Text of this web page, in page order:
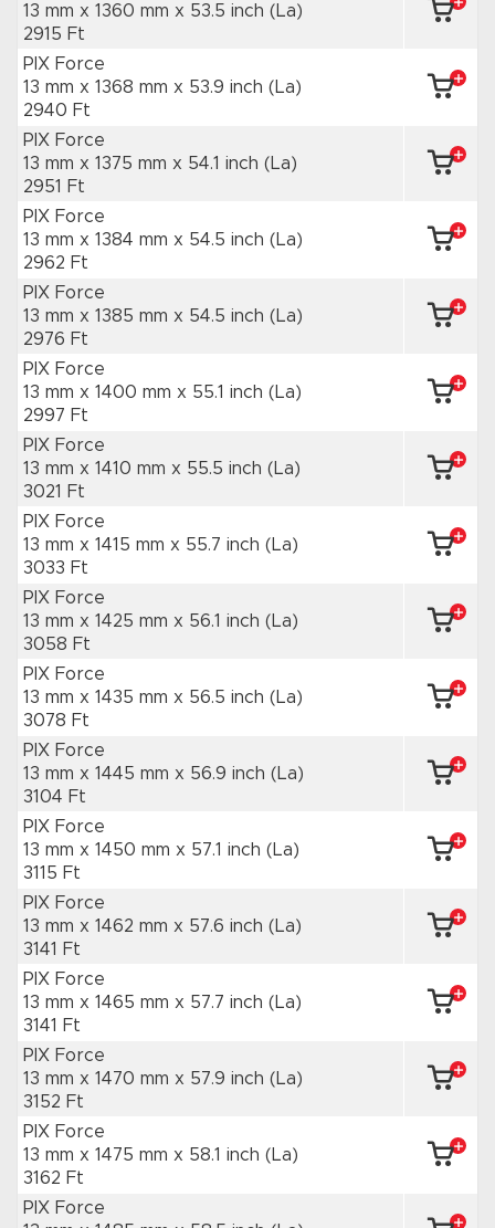
13 mm x 1360 mm x 53.5 inch (La)
2915 Ft
PIX Force
13 mm x 1368 mm x 53.9 inch (La)
2940 Ft
PIX Force
13 mm x 1375 mm x 54.1 inch (La)
2951 Ft
PIX Force
13 mm x 1384 mm x 54.5 inch (La)
2962 Ft
PIX Force
13 mm x 1385 mm x 54.5 inch (La)
2976 Ft
PIX Force
13 mm x 1400 mm x 55.1 inch (La)
2997 Ft
PIX Force
13 mm x 1410 mm x 55.5 inch (La)
3021 Ft
PIX Force
13 mm x 1415 mm x 55.7 inch (La)
3033 Ft
PIX Force
13 mm x 1425 mm x 56.1 inch (La)
3058 Ft
PIX Force
13 mm x 1435 mm x 56.5 inch (La)
3078 Ft
PIX Force
13 mm x 1445 mm x 56.9 inch (La)
3104 Ft
PIX Force
13 mm x 1450 mm x 57.1 inch (La)
3115 Ft
PIX Force
13 mm x 1462 mm x 57.6 inch (La)
3141 Ft
PIX Force
13 mm x 1465 mm x 57.7 inch (La)
3141 Ft
PIX Force
13 mm x 1470 mm x 57.9 inch (La)
3152 Ft
PIX Force
13 mm x 1475 mm x 58.1 inch (La)
3162 Ft
PIX Force